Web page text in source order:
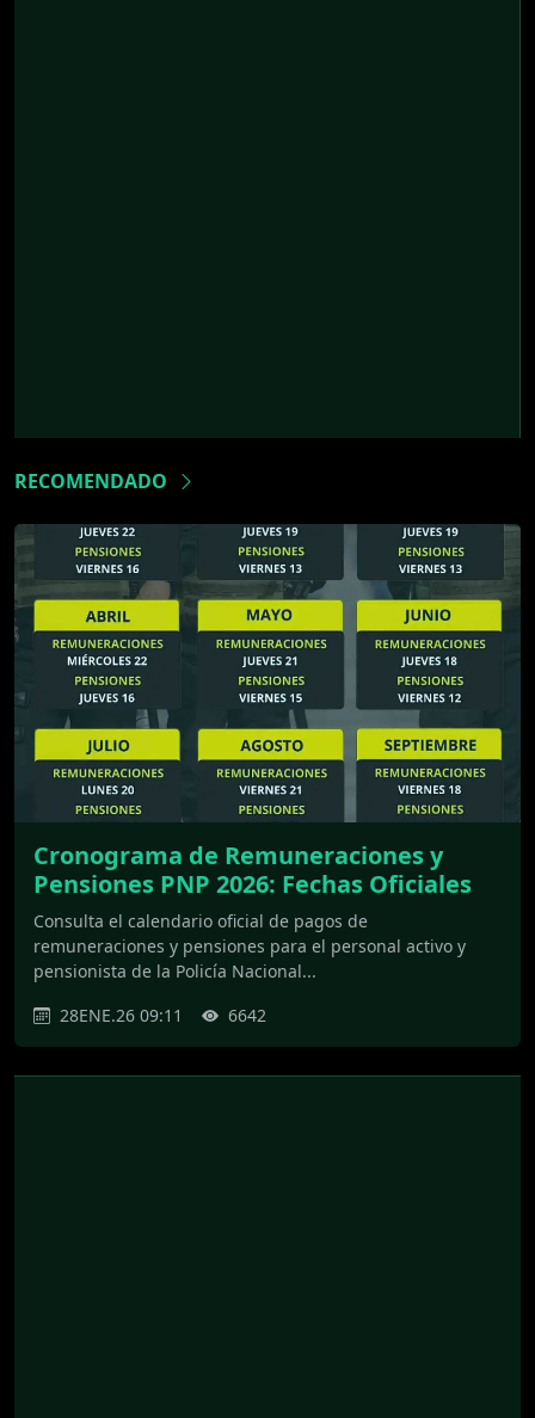
RECOMENDADO
Cronograma de Remuneraciones y
Pensiones PNP 2026: Fechas Oficiales
Consulta el calendario oficial de pagos de
remuneraciones y pensiones para el personal activo y
pensionista de la Policía Nacional...
28ENE.26 09:11
6642